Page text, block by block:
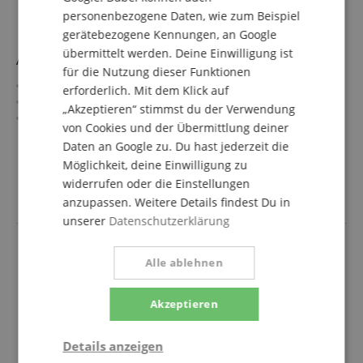
Astra Air-Stream-Trainer für Tenor-Saxofon
ASTRA Air-Stream-Trainer
Zum Erlernen der richtigen Atmung
Zur Verbesserung der Ansatzfunktion
Für Tenor-Saxofon
Bohrung: 8,5 mm Durchmesser
mehr anzeigen
19,90 €
Versandkosten (AT)
personenbezogene Daten, wie zum Beispiel
gerätebezogene Kennungen, an Google
übermittelt werden. Deine Einwilligung ist
für die Nutzung dieser Funktionen
erforderlich. Mit dem Klick auf
„Akzeptieren“ stimmst du der Verwendung
von Cookies und der Übermittlung deiner
Daten an Google zu. Du hast jederzeit die
Möglichkeit, deine Einwilligung zu
widerrufen oder die Einstellungen
anzupassen. Weitere Details findest Du in
unserer Datenschutzerklärung
Akzeptieren
Alle ablehnen
Details anzeigen